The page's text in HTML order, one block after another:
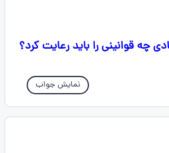
چه قوانینی را باید رعایت کرد؟
نمایش جواب